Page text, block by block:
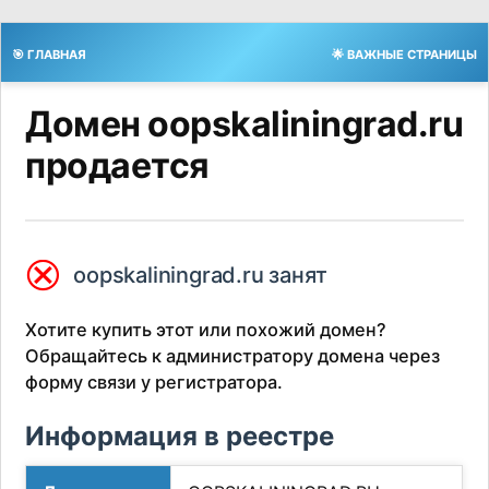
🎯 ГЛАВНАЯ 🌟 ВАЖНЫЕ СТРАНИЦЫ
Домен oopskaliningrad.ru
продается
⮿ oopskaliningrad.ru занят
Хотите купить этот или похожий домен?
Обращайтесь к администратору домена через
форму связи у регистратора.
Информация в реестре